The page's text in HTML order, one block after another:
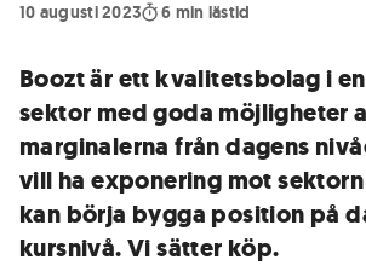
10 augusti 2023
6 min lästid
Boozt är ett kvalitetsbolag i
sektor med goda möjligheter
marginalerna från dagens
vill ha exponering mot
kan börja bygga position på
kursnivå. Vi sätter köp.